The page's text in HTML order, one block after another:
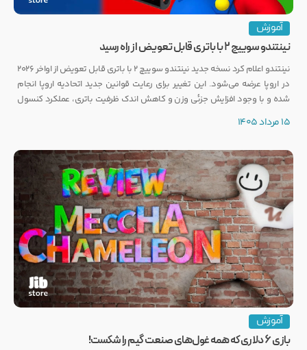
آموزش
نینتندو سوییچ ۲ با باتری قابل تعویض از راه رسید
نینتندو اعلام کرد نسخه جدید نینتندو سوییچ ۲ با باتری قابل تعویض از اواخر ۲۰۲۶
در اروپا عرضه می‌شود. این تغییر برای رعایت قوانین جدید اتحادیه اروپا انجام
شده و با وجود افزایش جزئی وزن و کاهش اندک ظرفیت باتری، عملکرد کنسول
15 مرداد 1405
آموزش
بازی ۶ دلاری که همه غول‌های صنعت گیم را شکست!